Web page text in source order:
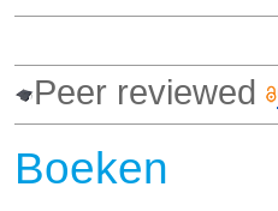
Peer reviewed
Boeken